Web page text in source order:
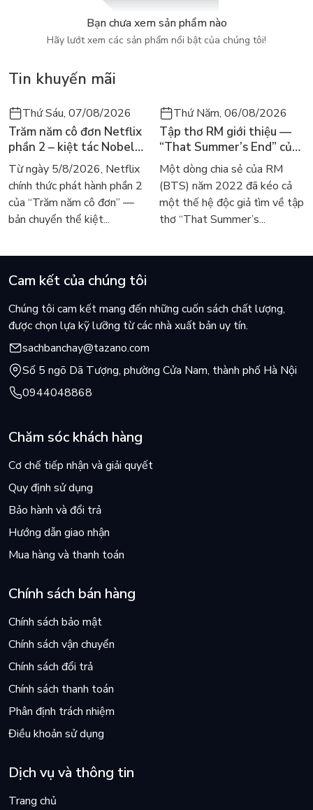
Bạn chưa xem sản phẩm nào
Hãy lướt xem các sản phẩm nổi bật của chúng tôi!
Tin khuyến mãi
Thứ Sáu, 07/08/2026
Trăm năm cô đơn Netflix
phần 2 – kiệt tác Nobel
trở lại màn ảnh, dòng
người tìm đọc lại García
Márquez
Từ ngày 5/8/2026, Netflix
chính thức phát hành phần 2
của “Trăm năm cô đơn” —
bản chuyển thể kiệt...
Thứ Năm, 06/08/2026
Tập thơ RM giới thiệu —
“That Summer’s End” của
Lee Seong-bok ra mắt bản
tiếng Anh sau 4 năm gây
sốt
Một dòng chia sẻ của RM
(BTS) năm 2022 đã kéo cả
một thế hệ độc giả tìm về tập
thơ “That Summer’s...
Cam kết của chúng tôi
Chúng tôi cam kết mang đến những cuốn sách chất lượng,
được chọn lựa kỹ lưỡng từ các nhà xuất bản uy tín.
sachbanchay@tazano.com
Số 5 ngõ Dã Tượng, phường Cửa Nam, thành phố Hà Nội
0944048868
Chăm sóc khách hàng
Cơ chế tiếp nhận và giải quyết
Quy định sử dụng
Bảo hành và đổi trả
Hướng dẫn giao nhận
Mua hàng và thanh toán
Chính sách bán hàng
Chính sách bảo mật
Chính sách vận chuyển
Chính sách đổi trả
Chính sách thanh toán
Phân định trách nhiệm
Điều khoản sử dụng
Dịch vụ và thông tin
Trang chủ